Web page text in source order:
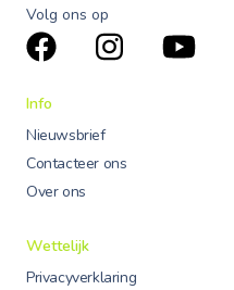
Volg ons op
Info
Nieuwsbrief
Contacteer ons
Over ons
Wettelijk
Privacyverklaring